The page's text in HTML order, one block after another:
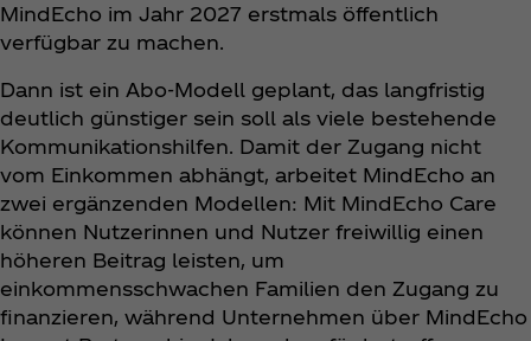
MindEcho im Jahr 2027 erstmals öffentlich
verfügbar zu machen.
Dann ist ein Abo-Modell geplant, das langfristig
deutlich günstiger sein soll als viele bestehende
Kommunikationshilfen. Damit der Zugang nicht
vom Einkommen abhängt, arbeitet MindEcho an
zwei ergänzenden Modellen: Mit MindEcho Care
können Nutzerinnen und Nutzer freiwillig einen
höheren Beitrag leisten, um
einkommensschwachen Familien den Zugang zu
finanzieren, während Unternehmen über MindEcho